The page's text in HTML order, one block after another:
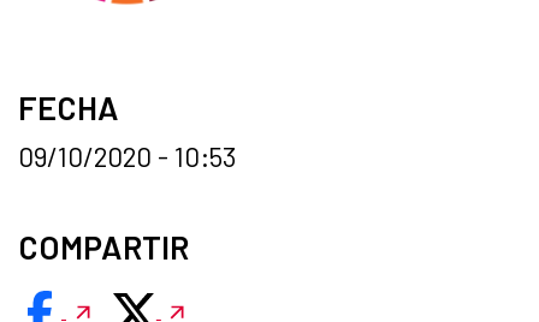
FECHA
09/10/2020 - 10:53
COMPARTIR